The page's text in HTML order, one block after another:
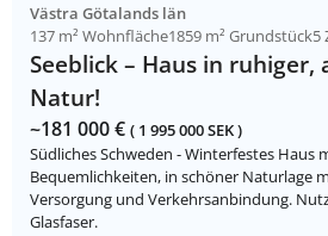
Västra Götalands län
137 m² Wohnfläche1859 m² Grundstück5
Seeblick – Haus in
Natur!
~181 000 € ( 1 995 000 SEK )
Südliches Schweden - Winterfestes Haus
Bequemlichkeiten, in schöner Naturlage
Versorgung und Verkehrsanbindung.
Glasfaser.